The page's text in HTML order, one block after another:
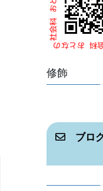
修飾
ブロ